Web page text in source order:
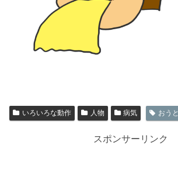
いろいろな動作 人物 病気 おうと
スポンサーリンク